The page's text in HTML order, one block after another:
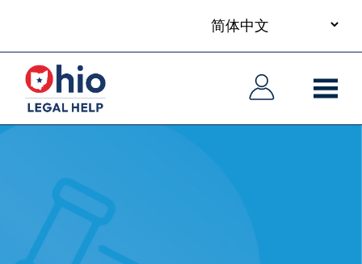
main
content
language
主
导
航
主
导
航